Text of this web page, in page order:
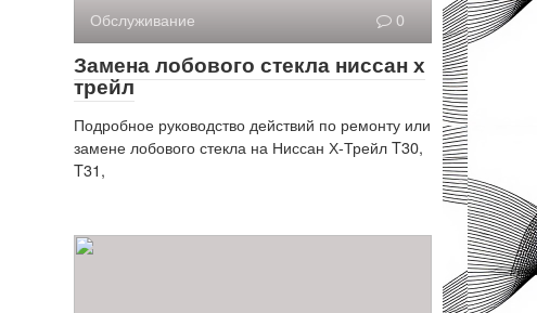
Обслуживание 0
Замена лобового стекла ниссан х
трейл
Подробное руководство действий по ремонту или
замене лобового стекла на Ниссан Х-Трейл T30,
T31,